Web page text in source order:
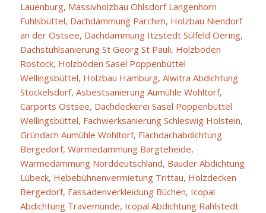
Lauenburg, Massivholzbau Ohlsdorf Langenhorn
Fuhlsbüttel, Dachdämmung Parchim, Holzbau Niendorf
an der Ostsee, Dachdämmung Itzstedt Sülfeld Oering,
Dachstuhlsanierung St Georg St Pauli, Holzböden
Rostock, Holzböden Sasel Poppenbüttel
Wellingsbüttel, Holzbau Hamburg, Alwitra Abdichtung
Stockelsdorf, Asbestsanierung Aumühle Wohltorf,
Carports Ostsee, Dachdeckerei Sasel Poppenbüttel
Wellingsbüttel, Fachwerksanierung Schleswig Holstein,
Gründach Aumühle Wohltorf, Flachdachabdichtung
Bergedorf, Wärmedämmung Bargteheide,
Wärmedämmung Norddeutschland, Bauder Abdichtung
Lübeck, Hebebühnenvermietung Trittau, Holzdecken
Bergedorf, Fassadenverkleidung Büchen, Icopal
Abdichtung Travemünde, Icopal Abdichtung Rahlstedt